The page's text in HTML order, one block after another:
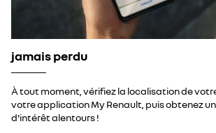
jamais perdu
À tout moment, vérifiez la localisation de
votre application My Renault, puis obtenez
d'intérêt alentours !